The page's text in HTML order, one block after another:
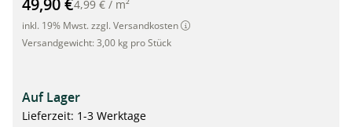
49,90 €4,99 € / m²
inkl. 19% Mwst. zzgl. Versandkosten
Versandgewicht: 3,00 kg pro Stück
Auf Lager
Lieferzeit: 1-3 Werktage